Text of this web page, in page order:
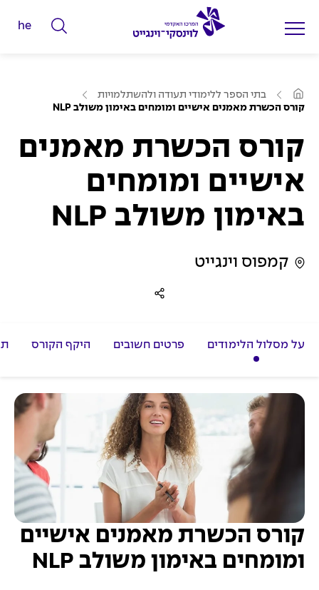
ה
מ
ל
ל
ח
he
ע
מ
ו
ב
בתי הספר ללימודי תעודה ולהשתלמויות
קורס הכשרת מאמנים אישיים ומומחים באימון משולב NLP
קורס הכשרת מאמנים
אישיים ומומחים
באימון משולב NLP
קמפוס וינגייט
על מסלול הלימודים פרטים חשובים היקף הקורס
קורס הכשרת מאמנים אישיים
ומומחים באימון משולב NLP